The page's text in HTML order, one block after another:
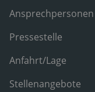
Ansprechpersonen
Pressestelle
Anfahrt/Lage
Stellenangebote